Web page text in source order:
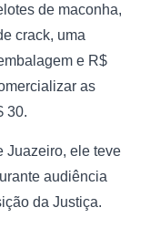
de maconha,
crack, uma
e R$
as
30.
Juazeiro, ele teve
audiência
da Justiça.